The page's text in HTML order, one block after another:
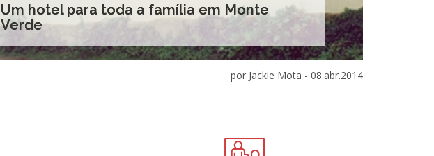
Um hotel para toda a família em Monte
Verde
por Jackie Mota - 08.abr.2014